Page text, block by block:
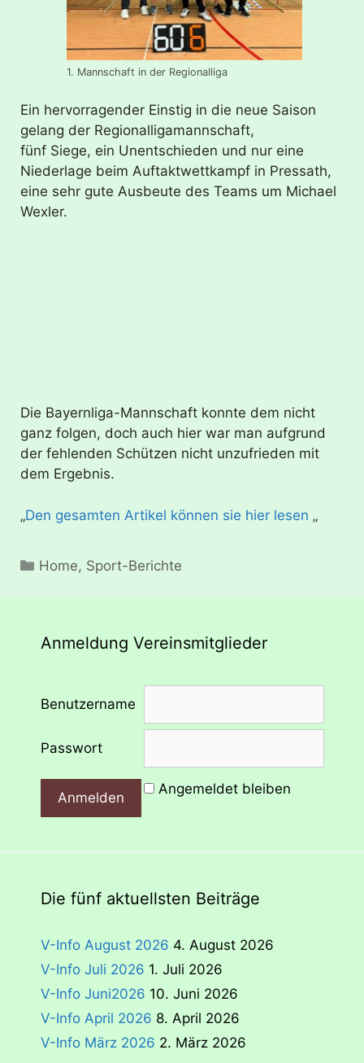
1. Mannschaft in der Regionalliga
Ein hervorragender Einstig in die neue Saison
gelang der Regionalligamannschaft,
fünf Siege, ein Unentschieden und nur eine
Niederlage beim Auftaktwettkampf in Pressath,
eine sehr gute Ausbeute des Teams um Michael
Wexler.
Die Bayernliga-Mannschaft konnte dem nicht
ganz folgen, doch auch hier war man aufgrund
der fehlenden Schützen nicht unzufrieden mit
dem Ergebnis.
„Den gesamten Artikel können sie hier lesen „
Kategorien
Home, Sport-Berichte
Anmeldung Vereinsmitglieder
Benutzername
Passwort
Angemeldet bleiben
Die fünf aktuellsten Beiträge
V-Info August 2026 4. August 2026
V-Info Juli 2026 1. Juli 2026
V-Info Juni2026 10. Juni 2026
V-Info April 2026 8. April 2026
V-Info März 2026 2. März 2026